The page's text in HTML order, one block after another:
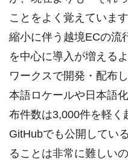
ことをよく覚えていま
縮小に伴う越境ECの流
を中心に導入が増える
ワークスで開発・配布
本語ロケールや日本語
布件数は3,000件を軽く
GitHubでも公開してい
ることは非常に難しい